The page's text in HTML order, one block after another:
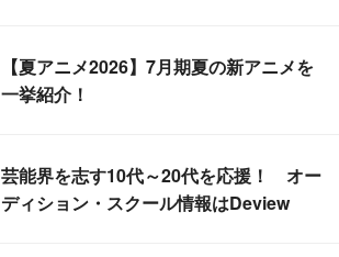
【夏アニメ2026】7月期夏の新アニメを
一挙紹介！
芸能界を志す10代～20代を応援！ オー
ディション・スクール情報はDeview